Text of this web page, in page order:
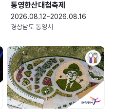
통영한산대첩축제
2026.08.12~2026.08.16
경상남도 통영시